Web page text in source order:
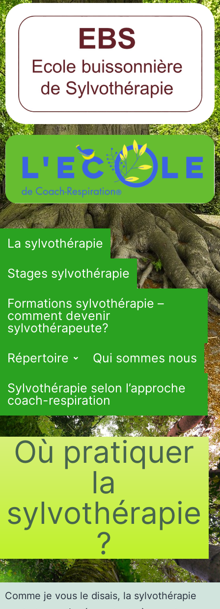
La sylvothérapie
Stages sylvothérapie
Formations sylvothérapie –
comment devenir
sylvothérapeute?
Répertoire Qui sommes nous
Sylvothérapie selon l’approche
coach-respiration
Où pratiquer
la
sylvothérapie
?
Comme je vous le disais, la sylvothérapie